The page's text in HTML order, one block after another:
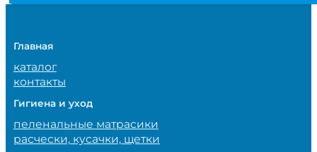
Главная
каталог
контакты
Гигиена и уход
пеленальные матрасики
расчески, кусачки, щетки